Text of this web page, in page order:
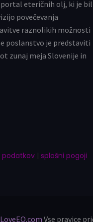
povečevanja
raznolikih možnosti
poslanstvo je predstaviti
zunaj meja Slovenije in
podatkov | splošni pogoji
Vse pravice